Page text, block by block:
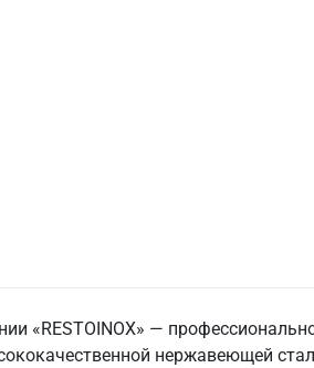
«RESTOINOX» —
нержавеющей